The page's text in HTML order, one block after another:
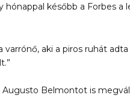
hónappal később a Forbes
varrónő, aki a piros ruhát
Augusto Belmontot is